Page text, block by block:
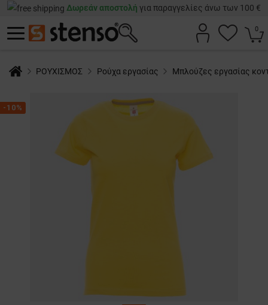
Δωρεάν αποστολή για παραγγελίες άνω των 100 €
0
ΡΟΥΧΙΣΜΟΣ Ρούχα εργασίας Μπλούζες εργασίας
-10%